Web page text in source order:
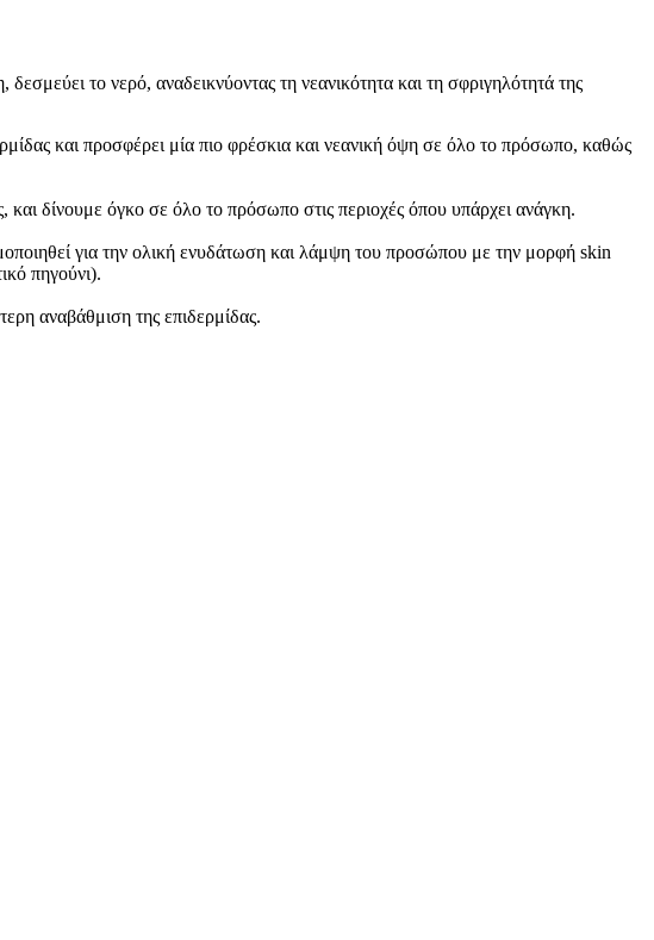
το νερό, αναδεικνύοντας τη νεανικότητα και τη σφριγηλότητά της
και προσφέρει μία πιο φρέσκια και νεανική όψη σε όλο το πρόσωπο, καθώς
δίνουμε όγκο σε όλο το πρόσωπο στις περιοχές όπου υπάρχει ανάγκη.
για την ολική ενυδάτωση και λάμψη του προσώπου με την μορφή skin
πηγούνι).
αναβάθμιση της επιδερμίδας.